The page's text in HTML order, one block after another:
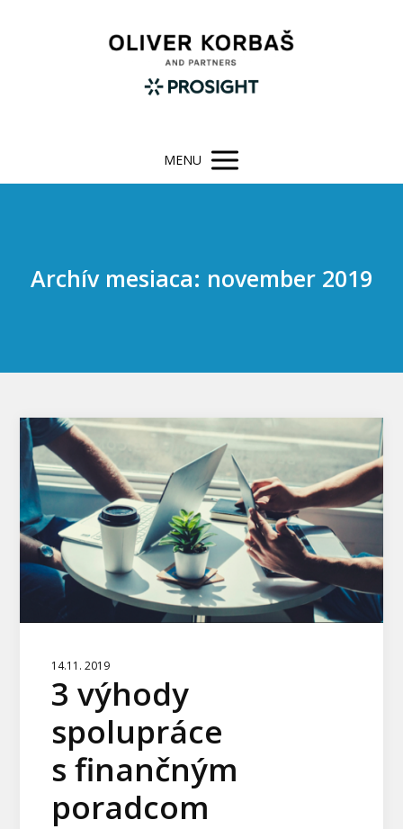
MENU
Archív mesiaca: november 2019
14.11. 2019
3 výhody
spolupráce
s finančným
poradcom